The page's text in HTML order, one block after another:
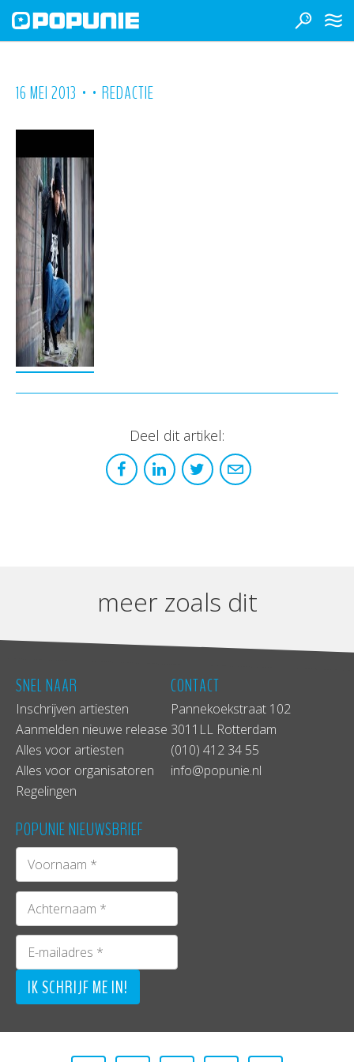
16 MEI 2013 • • REDACTIE
Deel dit artikel:
meer zoals dit
SNEL NAAR
Inschrijven artiesten
Aanmelden nieuwe release
Alles voor artiesten
Alles voor organisatoren
Regelingen
CONTACT
Pannekoekstraat 102
3011LL Rotterdam
(010) 412 34 55
info@popunie.nl
POPUNIE NIEUWSBRIEF